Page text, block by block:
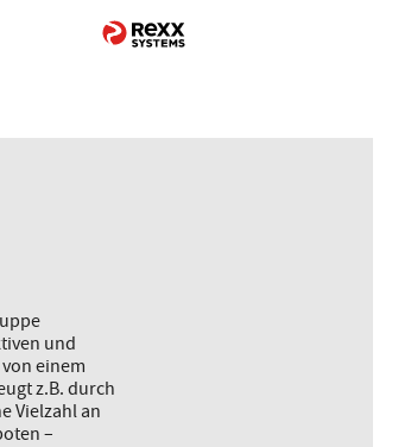
und
einem
z.B. durch
Vielzahl an
–